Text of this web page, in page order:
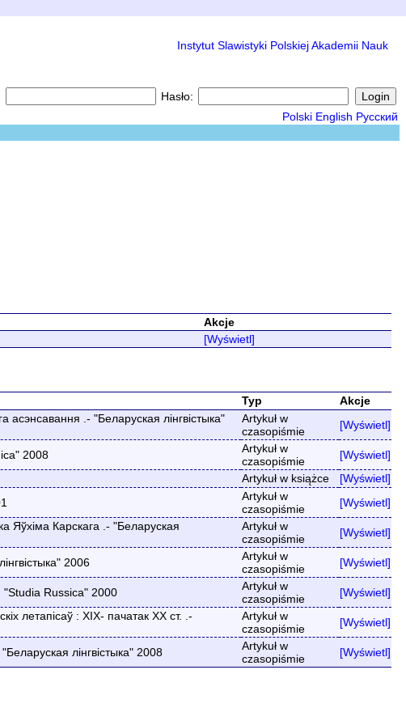
Instytut Slawistyki Polskiej Akademii Nauk
Hasło:
Polski English Русский
Akcje
[Wyświetl]
Typ
Akcje
асэнсавання .- "Беларуская лінгвістыка"
Artykuł w
czasopiśmie
[Wyświetl]
2008
Artykuł w
czasopiśmie
[Wyświetl]
Artykuł w książce
[Wyświetl]
Artykuł w
czasopiśmie
[Wyświetl]
Яўхіма Карскага .- "Беларуская
Artykuł w
czasopiśmie
[Wyświetl]
2006
Artykuł w
czasopiśmie
[Wyświetl]
"Studia Russica" 2000
Artykuł w
czasopiśmie
[Wyświetl]
летапісаў : ХІХ- пачатак ХХ ст. .-
Artykuł w
czasopiśmie
[Wyświetl]
лінгвістыка" 2008
Artykuł w
czasopiśmie
[Wyświetl]